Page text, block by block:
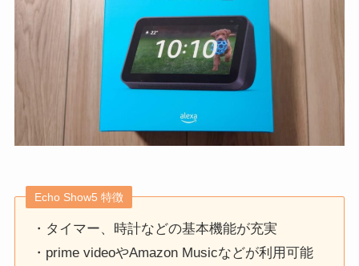
Echo Show5 特徴
・タイマー、時計などの基本機能が充実
・prime videoやAmazon Musicなどが利用可能